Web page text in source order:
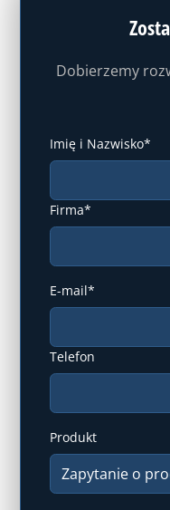
Dobierzemy
Imię i Nazwisko*
Firma*
E-mail*
Telefon
Produkt